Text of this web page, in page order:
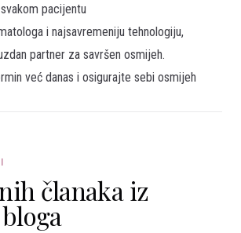
pacijentu
i najsavremeniju tehnologiju,
partner za savršen osmijeh.
već danas i osigurajte sebi osmijeh
članaka iz